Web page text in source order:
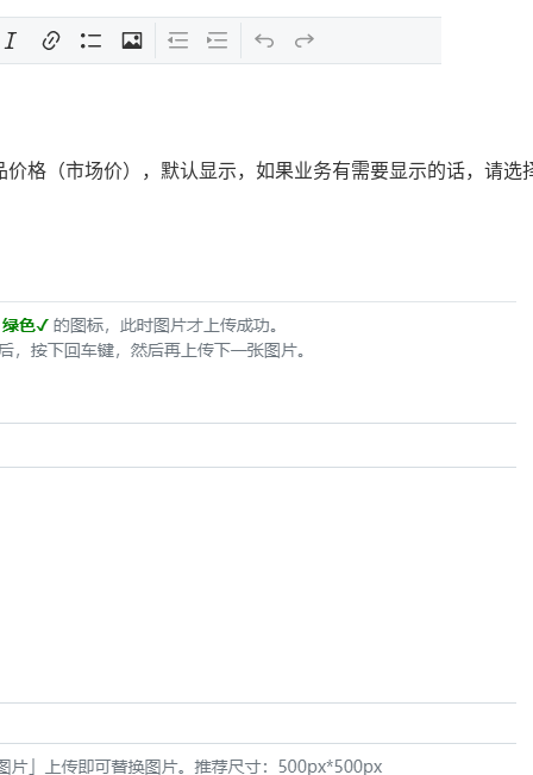
格（市场价），默认显示，如果业务有需要显示的话，请选